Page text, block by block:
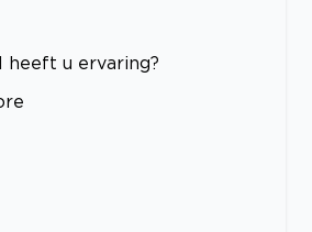
u ervaring?